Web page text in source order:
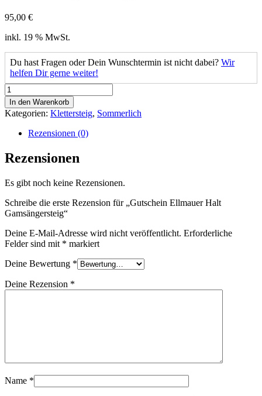
95,00 €
inkl. 19 % MwSt.
Du hast Fragen oder Dein Wunschtermin ist nicht dabei? Wir
helfen Dir gerne weiter!
Gutschein
Ellmauer
Halt
Gamsängersteig
Menge
In den Warenkorb
Kategorien: Klettersteig, Sommerlich
Rezensionen (0)
Rezensionen
Es gibt noch keine Rezensionen.
Schreibe die erste Rezension für „Gutschein Ellmauer Halt
Gamsängersteig“
Deine E-Mail-Adresse wird nicht veröffentlicht. Erforderliche
Felder sind mit * markiert
Deine Bewertung *
Deine Rezension *
Name *